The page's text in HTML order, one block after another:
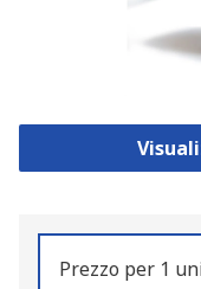
Prezzo per 1